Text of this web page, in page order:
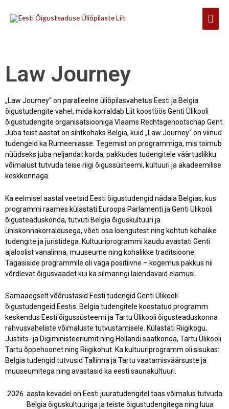
Law Journey
„Law Journey“ on paralleelne üliõpilasvahetus Eesti ja Belgia
õigustudengite vahel, mida korraldab Liit koostöös Genti Ülikooli
õigustudengite organisatsiooniga Vlaams Rechtsgenootschap Gent.
Juba teist aastat on sihtkohaks Belgia, kuid „Law Journey“ on viinud
tudengeid ka Rumeeniasse. Tegemist on programmiga, mis toimub
nüüdseks juba neljandat korda, pakkudes tudengitele väärtuslikku
võimalust tutvuda teise riigi õigussüsteemi, kultuuri ja akadeemilise
keskkonnaga.
Ka eelmisel aastal veetsid Eesti õigustudengid nädala Belgias, kus
programmi raames külastati Euroopa Parlamenti ja Genti Ülikooli
õigusteaduskonda, tutvuti Belgia õiguskultuuri ja
ühiskonnakorraldusega, võeti osa loengutest ning kohtuti kohalike
tudengite ja juristidega. Kultuuriprogrammi kaudu avastati Genti
ajaloolist vanalinna, muuseume ning kohalikke traditsioone.
Tagasiside programmile oli väga positiivne – kogemus pakkus nii
võrdlevat õigusvaadet kui ka silmaringi laiendavaid elamusi.
Samaaegselt võõrustasid Eesti tudengid Genti Ülikooli
õigustudengeid Eestis. Belgia tudengitele koostatud programm
keskendus Eesti õigussüsteemi ja Tartu Ülikooli õigusteaduskonna
rahvusvaheliste võimaluste tutvustamisele. Külastati Riigikogu,
Justiits- ja Digiministeeriumit ning Hollandi saatkonda, Tartu Ülikooli
Tartu õppehoonet ning Riigikohut. Ka kultuuriprogramm oli sisukas:
Belgia tudengid tutvusid Tallinna ja Tartu vaatamisväärsuste ja
muuseumitega ning avastasid ka eesti saunakultuuri.
aasta kevadel on Eesti juuratudengitel taas võimalus tutvuda
Belgia õiguskultuuriga ja teiste õigustudengitega ning luua